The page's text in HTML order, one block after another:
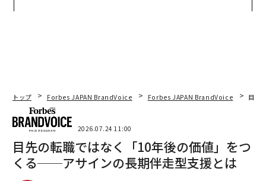
トップ Forbes JAPAN BrandVoice Forbes JAPAN BrandVoice 目先
2026.07.24 11:00
目先の転職ではなく「10年後の価値」をつ
くる──アサインの長期伴走型支援とは